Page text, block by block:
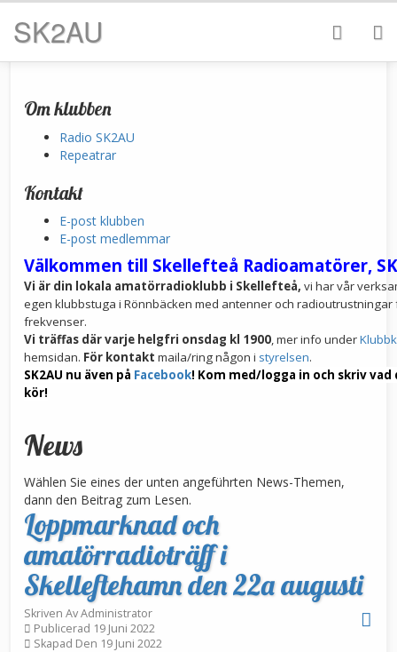
SK2AU
Om klubben
Radio SK2AU
Repeatrar
Kontakt
E-post klubben
E-post medlemmar
Välkommen till Skellefteå Radioamatörer,
Vi är din lokala amatörradioklubb i Skellefteå, vi har vår
egen klubbstuga i Rönnbäcken med antenner och
frekvenser.
Vi träffas där varje helgfri onsdag kl 1900, mer info under
hemsidan. För kontakt maila/ring någon i styrelsen.
SK2AU nu även på Facebook! Kom med/logga in och skriv vad
kör!
News
Wählen Sie eines der unten angeführten News-Themen,
dann den Beitrag zum Lesen.
Loppmarknad och
amatörradioträff i
Skelleftehamn den 22a augusti
Skriven AvAdministrator
Publicerad 19 Juni 2022
Skapad Den 19 Juni 2022